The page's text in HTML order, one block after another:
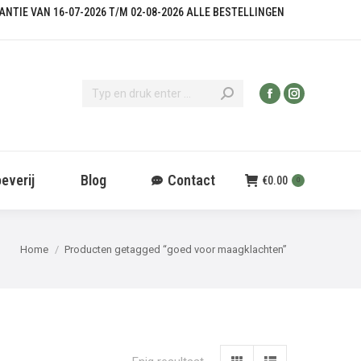
VAN 16-07-2026 T/M 02-08-2026 ALLE BESTELLINGEN
Blog Contact €0.00 0
Je bent hier:
Home Producten getagged “goed voor maagklachten”